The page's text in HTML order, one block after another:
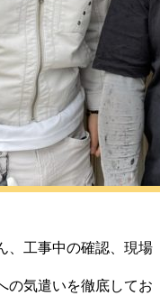
、工事中の確認、現場
の気遣いを徹底してお